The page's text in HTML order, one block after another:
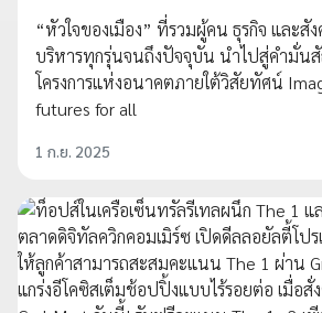
“หัวใจของเมือง” ที่รวมผู้คน ธุรกิจ และสั
บริหารทุกรุ่นจนถึงปัจจุบัน นำไปสู่คำมั่
โครงการแห่งอนาคตภายใต้วิสัยทัศน์
futures for all
1 ก.ย. 2025